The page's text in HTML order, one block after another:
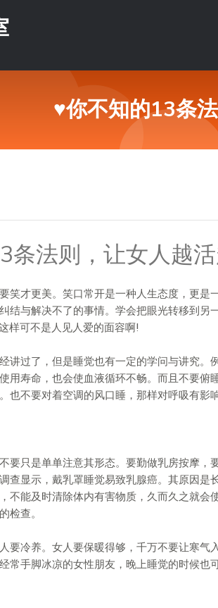
♥你不知的13条
条法则，让女人越活
笑才更美。笑口常开是一种人生态度，更是
结与解决不了的事情。学会把眼光转移到另
!这样可不是人见人爱的面容啊!
讲过了，但是睡觉也有一定的学问与讲究。
用寿命，也会使血液循环不畅。而且不要俯
也不要对着空调的风口睡，那样对呼吸有影
要只是单单注意其形态。要勤做乳房按摩，
查显示，戴乳罩睡觉易致乳腺癌。其原因是
不能及时清除体内有害物质，久而久之就会
检查。
要冷养。女人要保暖得够，千万不要让寒气
常手脚冰凉的女性朋友，晚上睡觉的时候也